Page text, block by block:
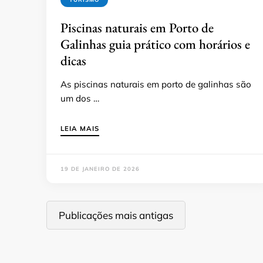
Piscinas naturais em Porto de
Galinhas guia prático com horários e
dicas
As piscinas naturais em porto de galinhas são
um dos …
LEIA MAIS
19 DE JANEIRO DE 2026
Navegação
porPublicações mais antigas